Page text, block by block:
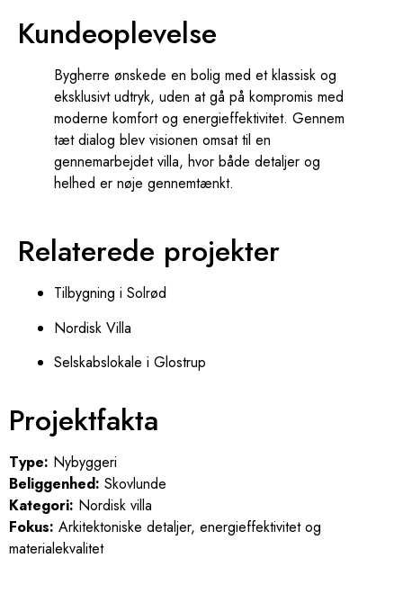
Kundeoplevelse
Bygherre ønskede en bolig med et klassisk og
eksklusivt udtryk, uden at gå på kompromis med
moderne komfort og energieffektivitet. Gennem
tæt dialog blev visionen omsat til en
gennemarbejdet villa, hvor både detaljer og
helhed er nøje gennemtænkt.
Relaterede projekter
Tilbygning i Solrød
Nordisk Villa
Selskabslokale i Glostrup
Projektfakta
Type: Nybyggeri
Beliggenhed: Skovlunde
Kategori: Nordisk villa
Fokus: Arkitektoniske detaljer, energieffektivitet og
materialekvalitet